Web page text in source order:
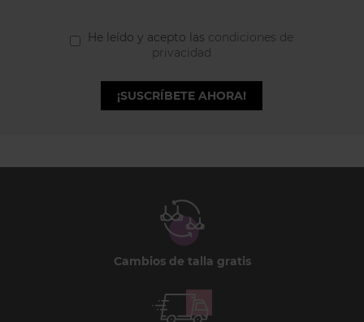
He leído y acepto las condiciones de
privacidad
¡SUSCRÍBETE AHORA!
Cambios de talla gratis